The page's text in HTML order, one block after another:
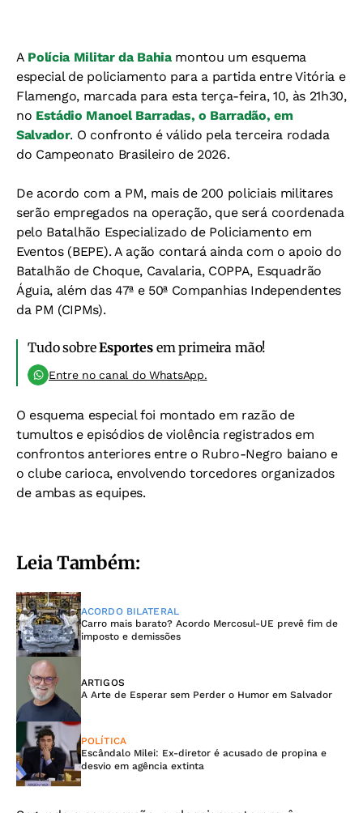
A Polícia Militar da Bahiamontou um esquema
especial de policiamento para a partida entre Vitória e
Flamengo, marcada para esta terça-feira, 10, às 21h30,
no Estádio Manoel Barradas, o Barradão, em
Salvador. O confronto é válido pela terceira rodada
do Campeonato Brasileiro de 2026.
De acordo com a PM, mais de 200 policiais militares
serão empregados na operação, que será coordenada
pelo Batalhão Especializado de Policiamento em
Eventos (BEPE). A ação contará ainda com o apoio do
Batalhão de Choque, Cavalaria, COPPA, Esquadrão
Águia, além das 47ª e 50ª Companhias Independentes
da PM (CIPMs).
Tudo sobreEsportesem primeira mão!
Entre no canal do WhatsApp.
O esquema especial foi montado em razão de
tumultos e episódios de violência registrados em
confrontos anteriores entre o Rubro-Negro baiano e
o clube carioca, envolvendo torcedores organizados
de ambas as equipes.
Leia Também:
ACORDO BILATERAL
Carro mais barato? Acordo Mercosul-UE prevê fim de
imposto e demissões
ARTIGOS
A Arte de Esperar sem Perder o Humor em Salvador
POLÍTICA
Escândalo Milei: Ex-diretor é acusado de propina e
desvio em agência extinta